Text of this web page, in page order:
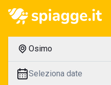
Osimo
Seleziona date